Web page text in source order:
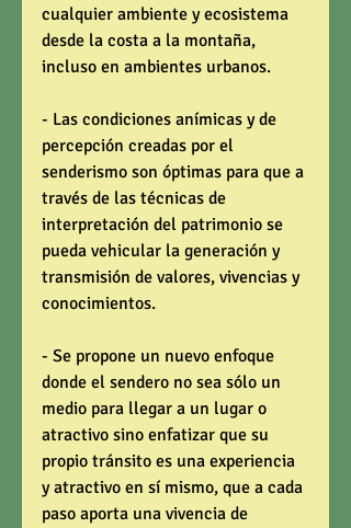
cualquier ambiente y ecosistema
desde la costa a la montaña,
incluso en ambientes urbanos.
- Las condiciones anímicas y de
percepción creadas por el
senderismo son óptimas para que a
través de las técnicas de
interpretación del patrimonio se
pueda vehicular la generación y
transmisión de valores, vivencias y
conocimientos.
- Se propone un nuevo enfoque
donde el sendero no sea sólo un
medio para llegar a un lugar o
atractivo sino enfatizar que su
propio tránsito es una experiencia
y atractivo en sí mismo, que a cada
paso aporta una vivencia de